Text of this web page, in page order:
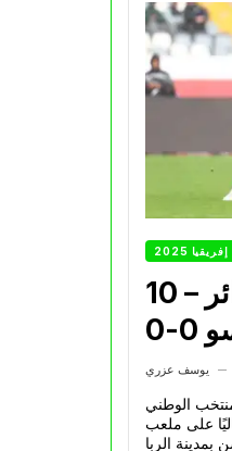
2025
10 دقائق لعب: الجزائر –
0
يوسف عزري —
الوطني
على ملعب